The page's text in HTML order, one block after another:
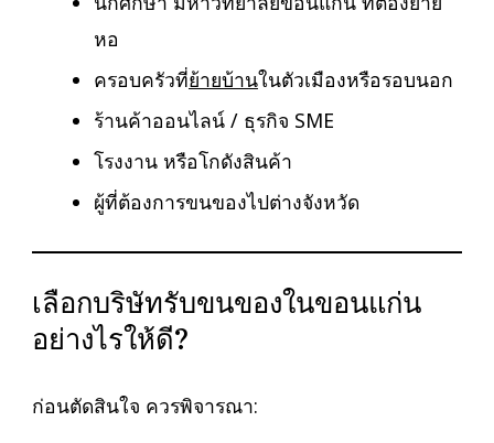
หอ
ครอบครัวที่ย้ายบ้านในตัวเมืองหรือรอบนอก
ร้านค้าออนไลน์ / ธุรกิจ SME
โรงงาน หรือโกดังสินค้า
ผู้ที่ต้องการขนของไปต่างจังหวัด
เลือกบริษัทรับขนของในขอนแก่น
อย่างไรให้ดี?
ก่อนตัดสินใจ ควรพิจารณา: